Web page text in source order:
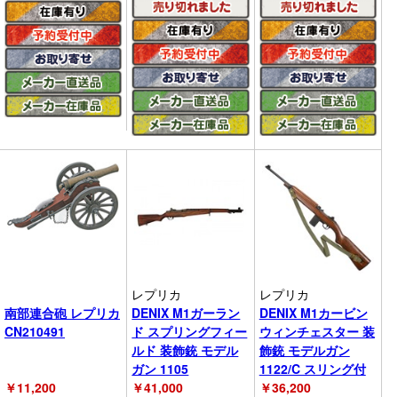
南部連合砲 レプリカ
CN210491
￥11,200
レプリカ
DENIX M1ガーラン
ド スプリングフィー
ルド 装飾銃 モデル
ガン 1105
￥41,000
レプリカ
DENIX M1カービン
ウィンチェスター 装
飾銃 モデルガン
1122/C スリング付
￥36,200